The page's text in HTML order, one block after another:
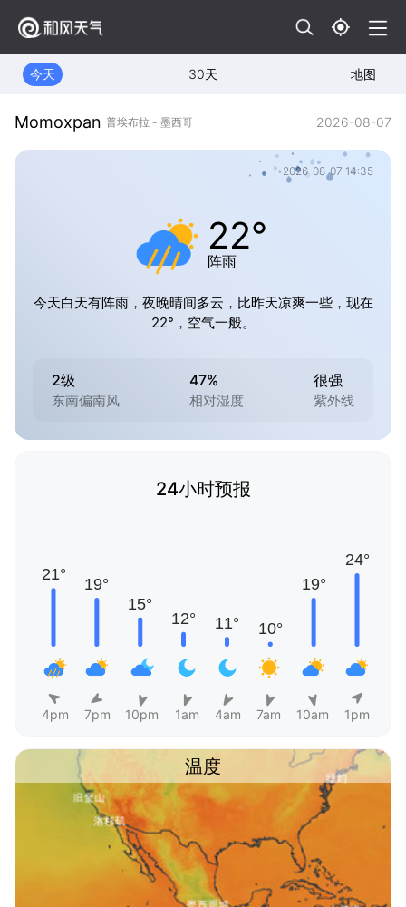
今天 30天 地图
Momoxpan 普埃布拉 - 墨西哥 2026-08-07
2026-08-07 14:35
22°
阵雨
今天白天有阵雨，夜晚晴间多云，比昨天凉爽一些，现在
22°，空气一般。
2级
东南偏南风
47%
相对湿度
很强
紫外线
24小时预报
4pm 7pm 10pm 1am 4am 7am 10am 1pm
温度